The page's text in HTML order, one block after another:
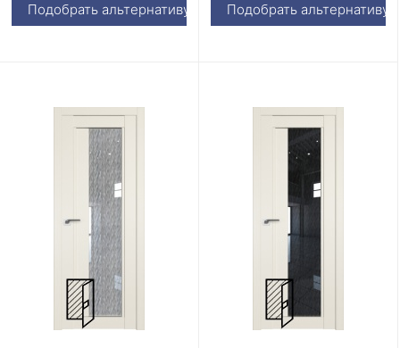
Подобрать альтернативу Подобрать альтернативу